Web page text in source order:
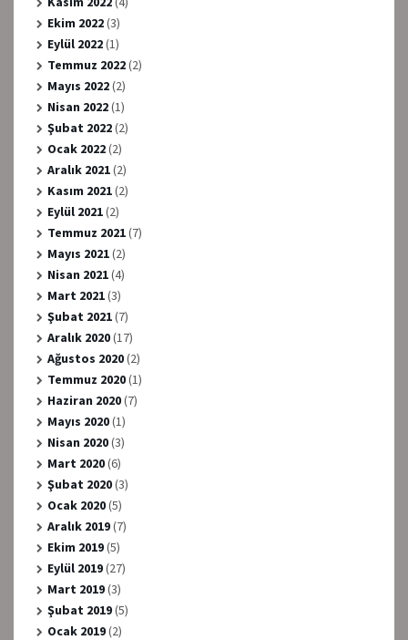
Ekim 2022(3)
Eylül 2022(1)
Temmuz 2022(2)
Mayıs 2022(2)
Nisan 2022(1)
Şubat 2022(2)
Ocak 2022(2)
Aralık 2021(2)
Kasım 2021(2)
Eylül 2021(2)
Temmuz 2021(7)
Mayıs 2021(2)
Nisan 2021(4)
Mart 2021(3)
Şubat 2021(7)
Aralık 2020(17)
Ağustos 2020(2)
Temmuz 2020(1)
Haziran 2020(7)
Mayıs 2020(1)
Nisan 2020(3)
Mart 2020(6)
Şubat 2020(3)
Ocak 2020(5)
Aralık 2019(7)
Ekim 2019(5)
Eylül 2019(27)
Mart 2019(3)
Şubat 2019(5)
Ocak 2019(2)